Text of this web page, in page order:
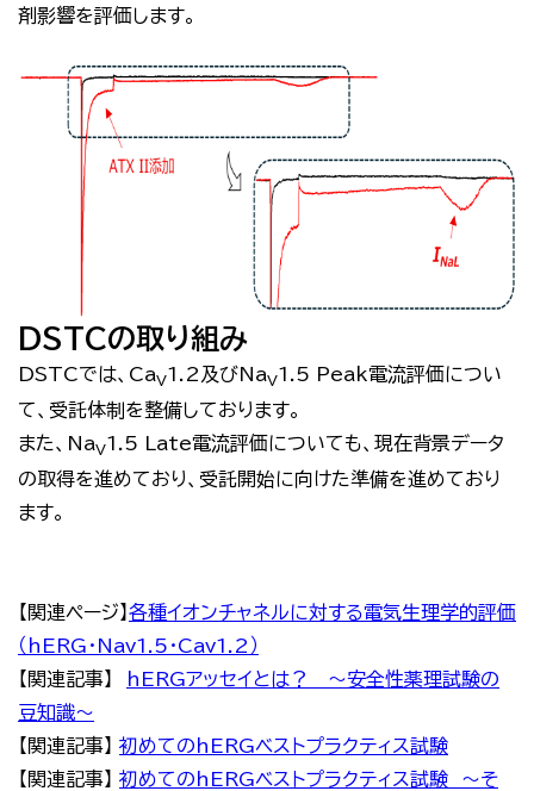
剤影響を評価します。
DSTCの取り組み
DSTCでは、 CaV1.2 及びNaV1.5 Peak電流評価につい
て、受託体制を整備しております。
また、
NaV1.5 Late電流評価についても、現在背景データ
の取得を進めており、受託開始に向けた準備を進めており
ます。
【関連ページ】 各種イオンチャネルに対する電気生理学的評価
（hERG・Nav1.5・Cav1.2）
【関連記事】
hERGアッセイとは？ ～安全性薬理試験の
豆知識～
【関連記事】 初めてのhERGベストプラクティス試験
【関連記事】 初めてのhERGベストプラクティス試験 ～そ